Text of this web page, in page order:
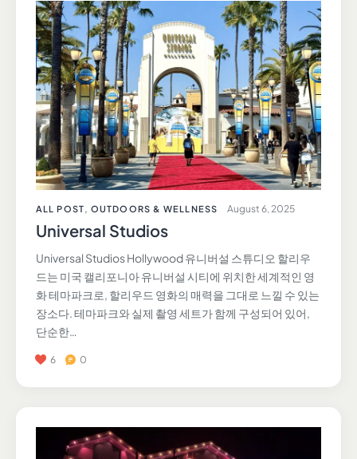
ALL POST,OUTDOORS & WELLNESS August 6, 2025
Universal Studios
Universal Studios Hollywood 유니버설 스튜디오 할리우
드는 미국 캘리포니아 유니버설 시티에 위치한 세계적인 영
화 테마파크로, 할리우드 영화의 매력을 그대로 느낄 수 있는
장소다. 테마파크와 실제 촬영 세트가 함께 구성되어 있어,
단순한…
6 0